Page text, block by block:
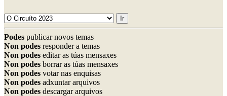
Podes publicar novos temas
Non podes responder a temas
Non podes editar as túas mensaxes
Non podes borrar as túas mensaxes
Non podes votar nas enquisas
Non podes adxuntar arquivos
Non podes descargar arquivos